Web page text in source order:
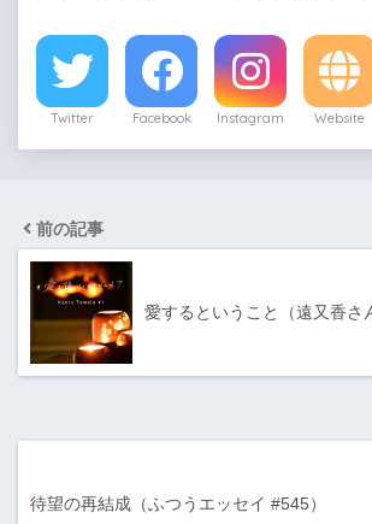
Twitter Facebook Instagram Website
前の記事
愛するということ（遠又香さ
待望の再結成（ふつうエッセイ #545）